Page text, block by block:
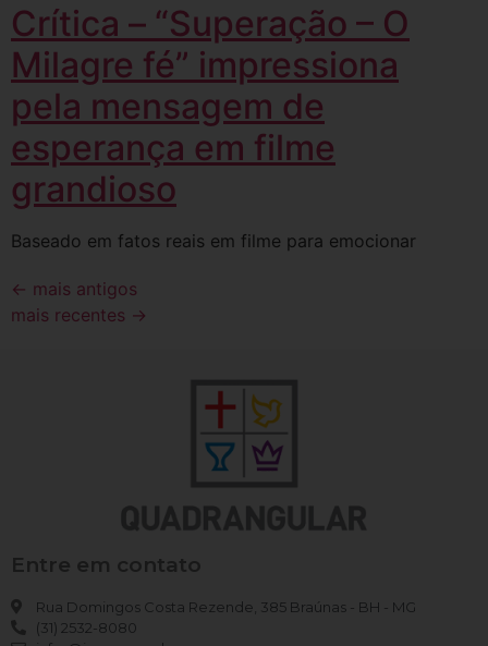
Crítica – “Superação – O
Milagre fé” impressiona
pela mensagem de
esperança em filme
grandioso
Baseado em fatos reais em filme para emocionar
← mais antigos
mais recentes →
Entre em contato
Rua Domingos Costa Rezende, 385 Braúnas - BH - MG
(31) 2532-8080